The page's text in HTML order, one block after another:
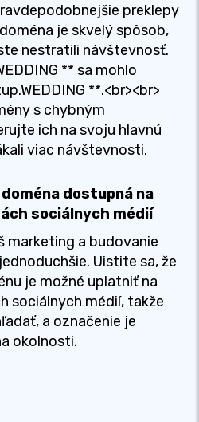
preklepy
je skvelý spôsob,
nestratili návštevnosť.
** sa mohlo
**.<br><br>
s chybným
ich na svoju hlavnú
viac návštevnosti.
doména dostupná na
sociálnych médií
marketing a budovanie
Uistite sa, že
je možné uplatniť na
sociálnych médií, takže
a označenie je
okolnosti.